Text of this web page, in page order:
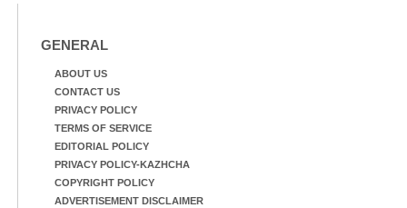
GENERAL
ABOUT US
CONTACT US
PRIVACY POLICY
TERMS OF SERVICE
EDITORIAL POLICY
PRIVACY POLICY-KAZHCHA
COPYRIGHT POLICY
ADVERTISEMENT DISCLAIMER